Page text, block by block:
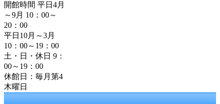
開館時間 平日4月
～9月 10：00～
20：00
平日10月～3月
10：00～19：00
土・日・休日 9：
00～19：00
休館日：毎月第4
木曜日